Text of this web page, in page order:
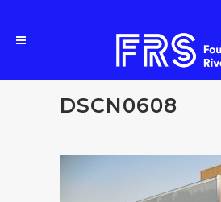
DSCN0608